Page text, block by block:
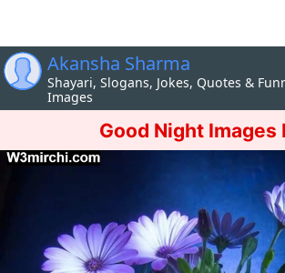
Akansha Sharma
Shayari, Slogans, Jokes, Quotes &
Images
Good Night Images